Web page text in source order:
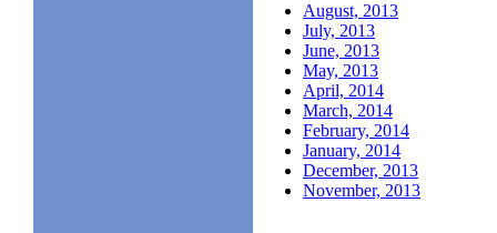
August, 2013
July, 2013
June, 2013
May, 2013
April, 2014
March, 2014
February, 2014
January, 2014
December, 2013
November, 2013